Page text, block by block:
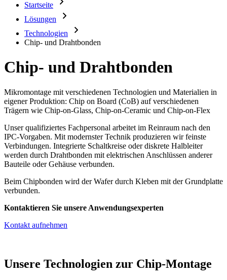
Startseite
Lösungen
Technologien
Chip- und Drahtbonden
Chip- und Drahtbonden
Mikromontage mit verschiedenen Technologien und Materialien in
eigener Produktion: Chip on Board (CoB) auf verschiedenen
Trägern wie Chip-on-Glass, Chip-on-Ceramic und Chip-on-Flex
Unser qualifiziertes Fachpersonal arbeitet im Reinraum nach den
IPC-Vorgaben. Mit modernster Technik produzieren wir feinste
Verbindungen. Integrierte Schaltkreise oder diskrete Halbleiter
werden durch Drahtbonden mit elektrischen Anschlüssen anderer
Bauteile oder Gehäuse verbunden.
Beim Chipbonden wird der Wafer durch Kleben mit der Grundplatte
verbunden.
Kontaktieren Sie unsere Anwendungsexperten
Kontakt aufnehmen
Unsere Technologien zur Chip-Montage